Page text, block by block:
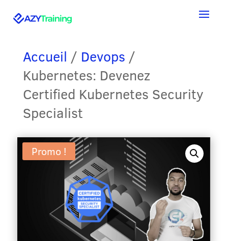
Accueil / Devops /
Kubernetes: Devenez
Certified Kubernetes Security
Specialist
Promo !